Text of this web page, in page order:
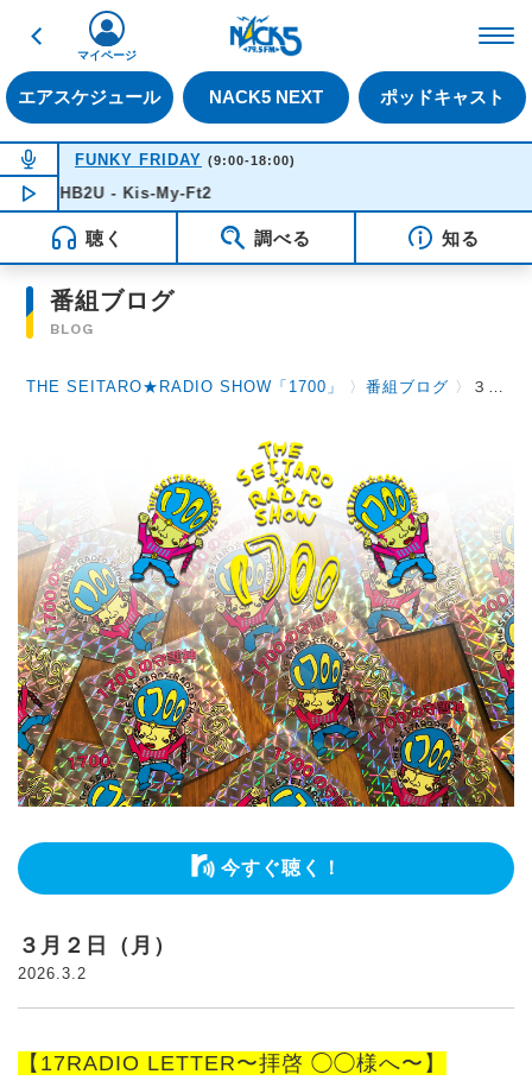
戻る
エアスケジュール NACK5 NEXT ポッドキャスト
マイページ
NOW ON AIR
FUNKY FRIDAY (9:00-18:00)
NOW PLAYING09:44
HB2U - Kis-My-Ft2
聴く 調べる 知る
番組ブログ
BLOG
THE SEITARO★RADIO SHOW「1700」 〉番組ブログ 〉 ３月２日（月）
今すぐ聴く！
３月２日（月）
2026.3.2
【17RADIO LETTER〜拝啓 ◯◯様へ〜】